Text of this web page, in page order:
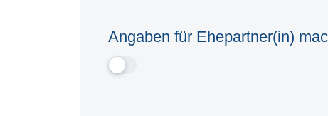
Angaben für Ehepartner(in)